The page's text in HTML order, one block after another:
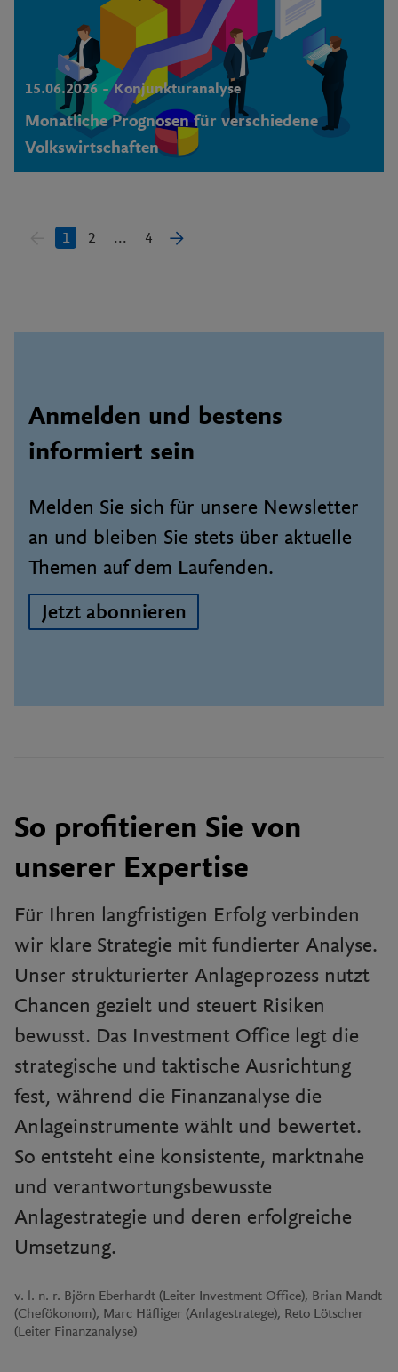
15.06.2026 – Konjunkturanalyse
Monatliche Progno­sen für verschiedene
Volkswirtschaften
1 2 ... 4
Anmelden und bestens
informiert sein
Melden Sie sich für unsere Newsletter
an und bleiben Sie stets über aktuelle
Themen auf dem Laufenden.
Jetzt abonnieren
So profitieren Sie von
unserer Expertise
Für Ihren langfristigen Erfolg verbinden
wir klare Strategie mit fun­dierter Analyse.
Unser strukturierter Anlageprozess nutzt
Chancen gezielt und steuert Risiken
bewusst. Das Investment Office legt die
strategische und taktische Ausrichtung
fest, während die Finanzanalyse die
Anlageinstrumente wählt und bewertet.
So entsteht eine konsis­tente, marktnahe
und verantwortungsbewusste
Anlagestrategie und deren erfolgreiche
Umsetzung.
v. l. n. r. Björn Eberhardt (Leiter Investment Office), Brian Mandt
(Chefökonom), Marc Häfliger (Anlagestratege), Reto Lötscher
(Leiter Finanzanalyse)